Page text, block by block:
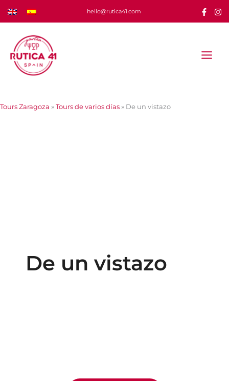
al
contenido
hello@rutica41.com
Tours Zaragoza » Tours de varios días » De un vistazo
De un vistazo